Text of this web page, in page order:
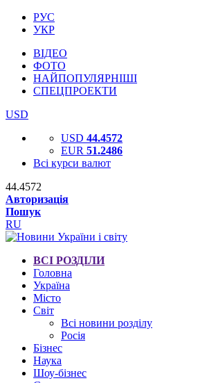
РУС
УКР
ВІДЕО
ФОТО
НАЙПОПУЛЯРНІШІ
СПЕЦПРОЕКТИ
USD
USD 44.4572
EUR 51.2486
Всі курси валют
44.4572
Авторизація
Пошук
RU
ВСІ РОЗДІЛИ
Головна
Україна
Місто
Світ
Всі новини розділу
Росія
Бізнес
Наука
Шоу-бізнес